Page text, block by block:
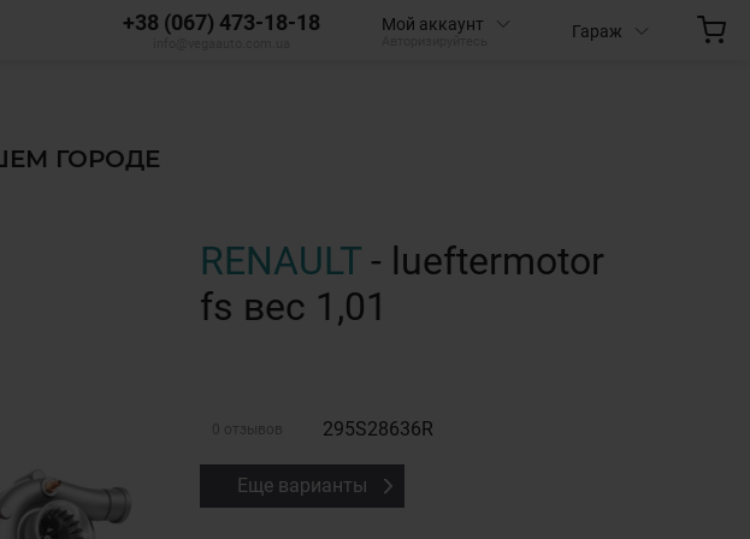
+38 (067) 473-18-18 Мой аккаунт Гараж
ГОРОДЕ
RENAULT - lueftermotor
fs вес 1,01
0 отзывов 295S28636R
Еще варианты